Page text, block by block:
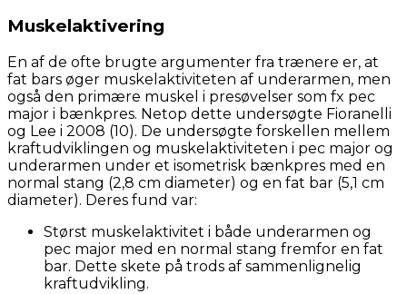
Muskelaktivering
En af de ofte brugte argumenter fra trænere er, at
fat bars øger muskelaktiviteten af underarmen, men
også den primære muskel i presøvelser som fx pec
major i bænkpres. Netop dette undersøgte Fioranelli
og Lee i 2008 (10). De undersøgte forskellen mellem
kraftudviklingen og muskelaktiviteten i pec major og
underarmen under et isometrisk bænkpres med en
normal stang (2,8 cm diameter) og en fat bar (5,1 cm
diameter). Deres fund var:
Størst muskelaktivitet i både underarmen og
pec major med en normal stang fremfor en fat
bar. Dette skete på trods af sammenlignelig
kraftudvikling.